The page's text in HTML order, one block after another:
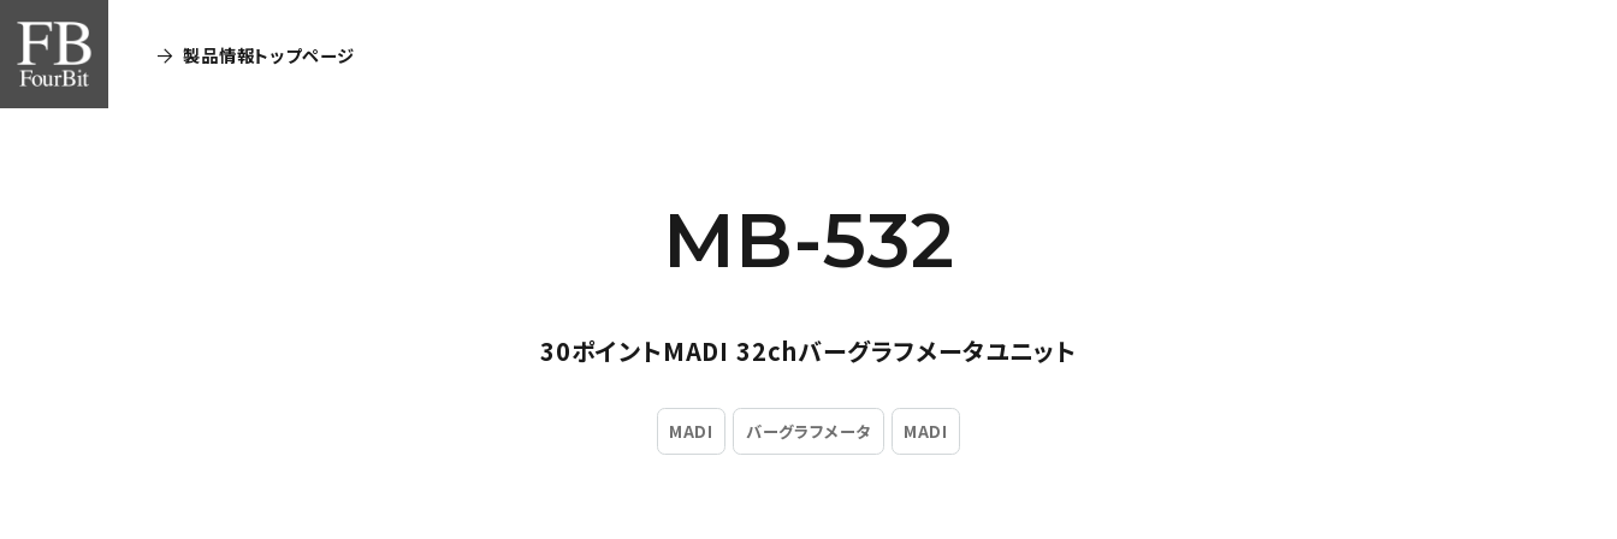
製品情報トップページ
MB-532
30ポイントMADI 32chバーグラフメータユニット
MADI バーグラフメータ MADI